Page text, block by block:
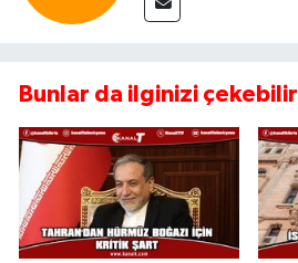
Bunlar da ilginizi çekebilir